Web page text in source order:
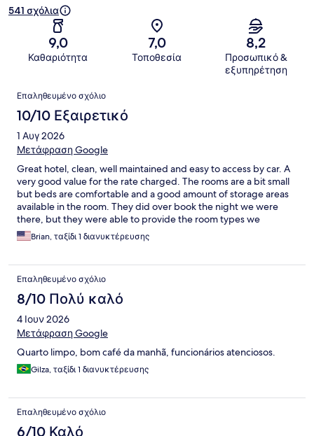
541 σχόλια
9,0
Καθαριότητα
7,0
Τοποθεσία
8,2
Προσωπικό &
εξυπηρέτηση
Σχόλια
Επαληθευμένο σχόλιο
10/10 Εξαιρετικό
1 Αυγ 2026
Μετάφραση Google
Great hotel, clean, well maintained and easy to access by car. A
very good value for the rate charged. The rooms are a bit small
but beds are comfortable and a good amount of storage areas
available in the room. They did over book the night we were
there, but they were able to provide the room types we
requested.
Brian, ταξίδι 1 διανυκτέρευσης
Επαληθευμένο σχόλιο
8/10 Πολύ καλό
4 Ιουν 2026
Μετάφραση Google
Quarto limpo, bom café da manhã, funcionários atenciosos.
Gilza, ταξίδι 1 διανυκτέρευσης
Επαληθευμένο σχόλιο
6/10 Καλό